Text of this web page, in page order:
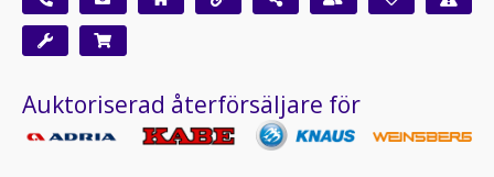
Auktoriserad återförsäljare för